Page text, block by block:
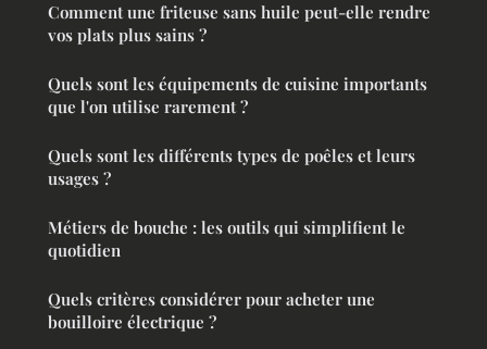
Comment une friteuse sans huile peut-elle rendre
vos plats plus sains ?
Quels sont les équipements de cuisine importants
que l'on utilise rarement ?
Quels sont les différents types de poêles et leurs
usages ?
Métiers de bouche : les outils qui simplifient le
quotidien
Quels critères considérer pour acheter une
bouilloire électrique ?